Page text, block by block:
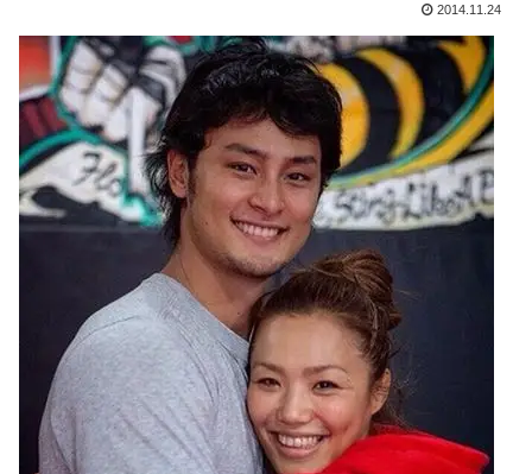
2014.11.24